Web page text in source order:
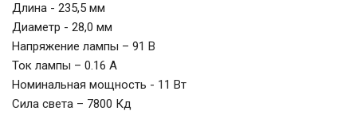
Длина - 235,5 мм
Диаметр - 28,0 мм
Напряжение лампы – 91 В
Ток лампы – 0.16 А
Номинальная мощность - 11 Вт
Сила света – 7800 Кд